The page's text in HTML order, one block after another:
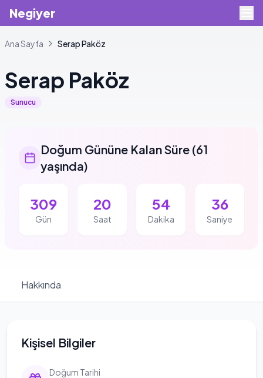
Negiyer
Ana Sayfa SerapPaköz
Serap Paköz
Sunucu
Doğum Gününe Kalan Süre (61
yaşında)
309
Gün
20
Saat
54
Dakika
35
Saniye
Hakkında
Kişisel Bilgiler
Doğum Tarihi